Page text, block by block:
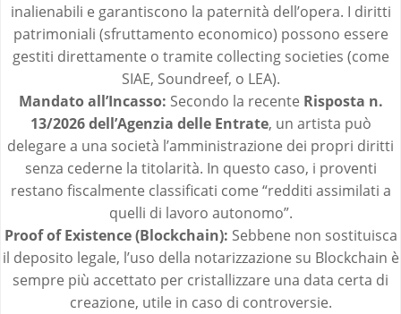
inalienabili e garantiscono la paternità dell’opera. I diritti
patrimoniali (sfruttamento economico) possono essere
gestiti direttamente o tramite collecting societies (come
SIAE, Soundreef, o LEA).
Mandato all’Incasso: Secondo la recente Risposta n.
13/2026 dell’Agenzia delle Entrate, un artista può
delegare a una società l’amministrazione dei propri diritti
senza cederne la titolarità. In questo caso, i proventi
restano fiscalmente classificati come “redditi assimilati a
quelli di lavoro autonomo”.
Proof of Existence (Blockchain): Sebbene non sostituisca
il deposito legale, l’uso della notarizzazione su Blockchain è
sempre più accettato per cristallizzare una data certa di
creazione, utile in caso di controversie.